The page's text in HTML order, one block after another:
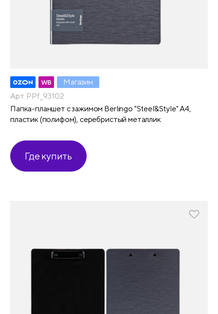
Магазин
Арт. PPf_93102
Папка-планшет с зажимом Berlingo "Steel&Style" А4,
пластик (полифом), серебристый металлик
Где купить